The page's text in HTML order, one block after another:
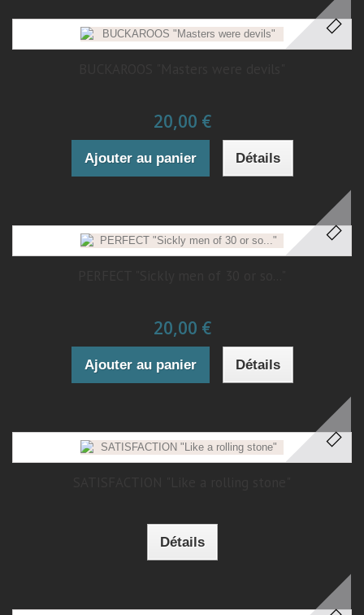
20,00 €
Ajouter au panier Détails
20,00 €
Ajouter au panier Détails
Détails